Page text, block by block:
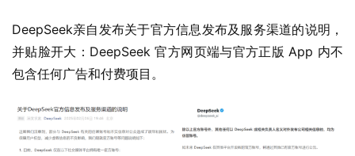
DeepSeek亲自发布关于官方信息发布及服务渠道的说明，
并贴脸开大：DeepSeek 官方网页端与官方正版 App 内不
包含任何广告和付费项目。